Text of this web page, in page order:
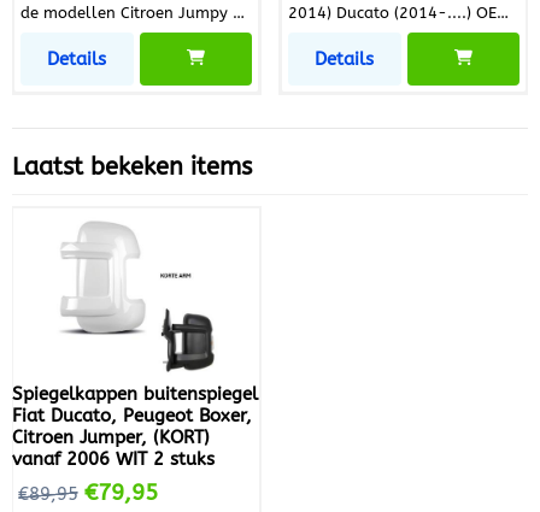
de modellen Citroen Jumpy ab
2017 Citroen Spacetourer
2017 Citroen Berlingo III Panel
Van ab 2019 Citroen Berlingo
Opel Vivaro ab 2019 Peugeot
Traveller ab 2017 Toyota
Details
2014) Ducato (2014-....) OE
Referenties FT86040 1651841
735517070 735517073
Details
Laatst bekeken items
Spiegelkappen buitenspiegel
Fiat Ducato, Peugeot Boxer,
Citroen Jumper, (KORT)
vanaf 2006 WIT 2 stuks
€89,95 €79,95